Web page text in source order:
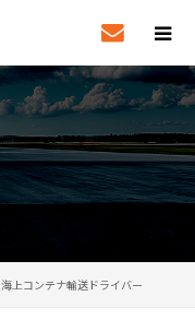
上コンテナ輸送ドライバー